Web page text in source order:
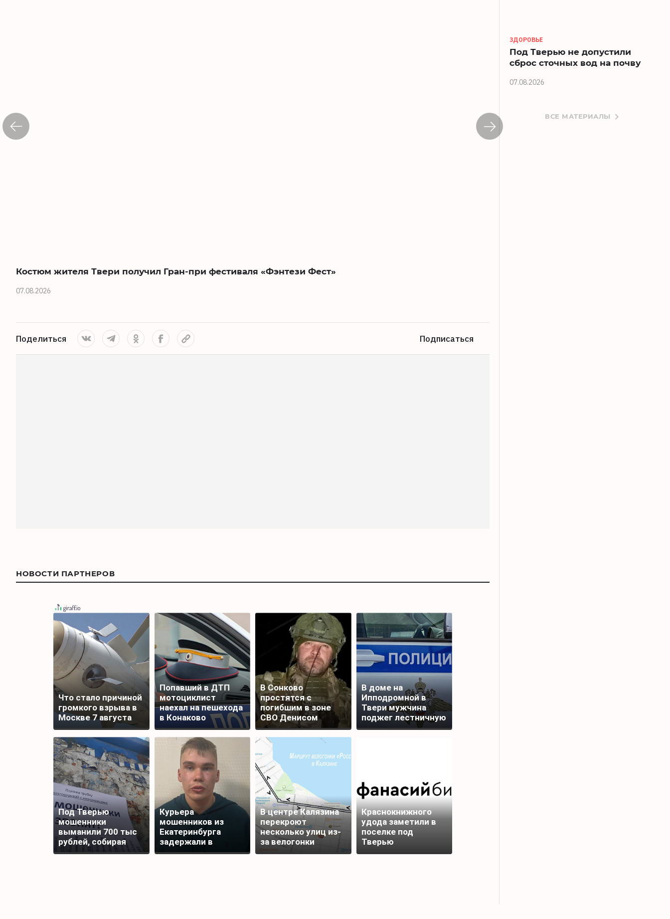
Костюм жителя Твери получил Гран-при фестиваля «Фэнтези Фест»
07.08.2026
Поделиться Подписаться
НОВОСТИ ПАРТНЕРОВ
Что стало причиной
громкого взрыва в
Москве 7 августа
Попавший в ДТП
мотоциклист
наехал на пешехода
в Конаково
В Сонково
простятся с
погибшим в зоне
СВО Денисом
Шаповаловым
В доме на
Ипподромной в
Твери мужчина
поджег лестничную
площадку
Под Тверью
мошенники
выманили 700 тыс
рублей, собирая
подписи для
Курьера
мошенников из
Екатеринбурга
задержали в
Редкино Тверской
В центре Калязина
перекроют
несколько улиц из-
за велогонки
Краснокнижного
удода заметили в
поселке под
Тверью
ЗДОРОВЬЕ
Под Тверью не допустили
сброс сточных вод на почву
07.08.2026
ВСЕ МАТЕРИАЛЫ